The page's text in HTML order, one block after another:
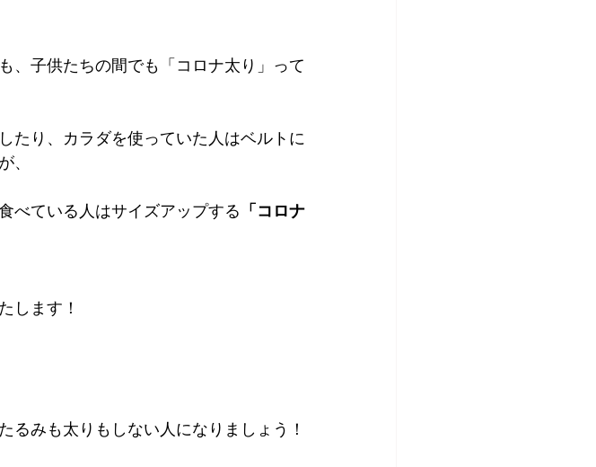
、子供たちの間でも「コロナ太り」って
たり、カラダを使っていた人はベルトに
が、
べている人はサイズアップする 「コロナ
します！
るみも太りもしない人になりましょう！